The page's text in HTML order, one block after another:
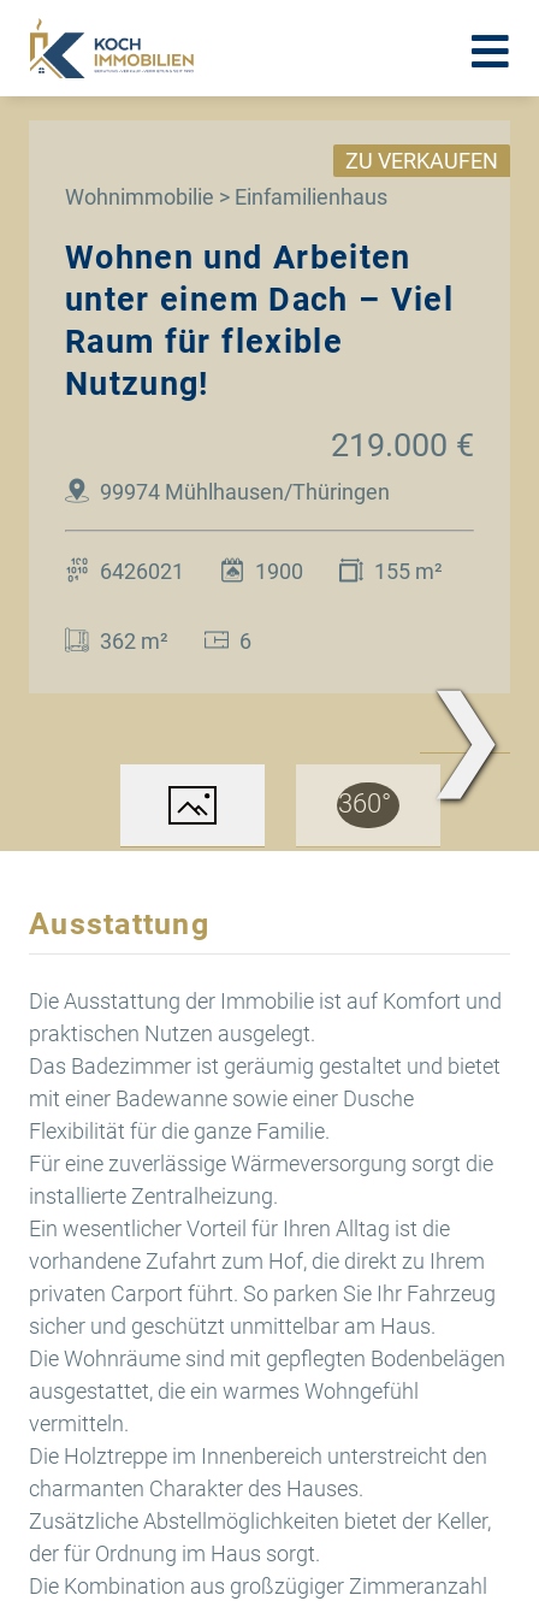
Wohnimmobilie > Einfamilienhaus
ZU VERKAUFEN
Wohnen und Arbeiten
unter einem Dach – Viel
Raum für flexible
Nutzung!
99974 Mühlhausen/Thüringen
219.000 €
6426021 1900 155 m²
362 m² 6
❯
Ausstattung
Die Ausstattung der Immobilie ist auf Komfort und
praktischen Nutzen ausgelegt.
Das Badezimmer ist geräumig gestaltet und bietet
mit einer Badewanne sowie einer Dusche
Flexibilität für die ganze Familie.
Für eine zuverlässige Wärmeversorgung sorgt die
installierte Zentralheizung.
Ein wesentlicher Vorteil für Ihren Alltag ist die
vorhandene Zufahrt zum Hof, die direkt zu Ihrem
privaten Carport führt. So parken Sie Ihr Fahrzeug
sicher und geschützt unmittelbar am Haus.
Die Wohnräume sind mit gepflegten Bodenbelägen
ausgestattet, die ein warmes Wohngefühl
vermitteln.
Die Holztreppe im Innenbereich unterstreicht den
charmanten Charakter des Hauses.
Zusätzliche Abstellmöglichkeiten bietet der Keller,
der für Ordnung im Haus sorgt.
Die Kombination aus großzügiger Zimmeranzahl